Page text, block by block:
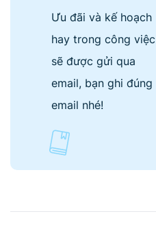
Ưu đãi và kế hoạch
hay trong công việc
sẽ được gửi qua
email, bạn ghi đúng
email nhé!